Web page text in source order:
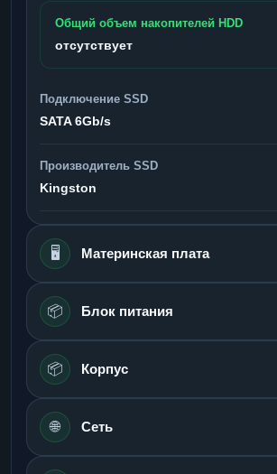
Общий объем накопителей HDD
отсутствует
Подключение SSD
SATA 6Gb/s
Производитель SSD
Kingston
🖥️ Материнская плата
📦 Блок питания
📦 Корпус
🌐 Сеть